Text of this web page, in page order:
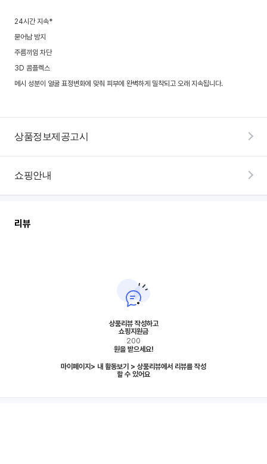
24시간 지속*
묻어남 방지
주름끼임 차단
3D 콤플렉스
메시 성분이 얼굴 표정변화에 맞춰 피부에 완벽하게 밀착되고 오래 지속됩니다.
상품정보제공고시
쇼핑안내
계
리뷰
상품리뷰 작성하고
쇼핑지원금
200
원을 받으세요!
마이페이지> 내 활동보기 > 상품리뷰에서 리뷰를 작성
할 수 있어요